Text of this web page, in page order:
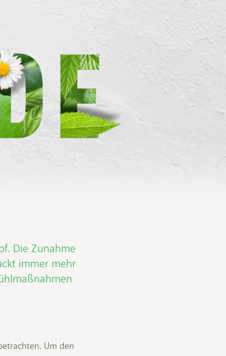
Die Zunahme
immer mehr
Um den